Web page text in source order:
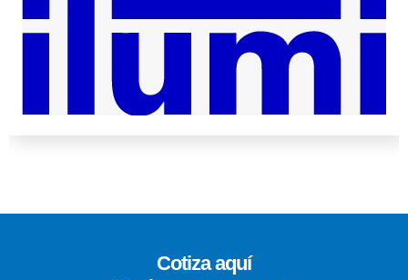
Cotiza aquí